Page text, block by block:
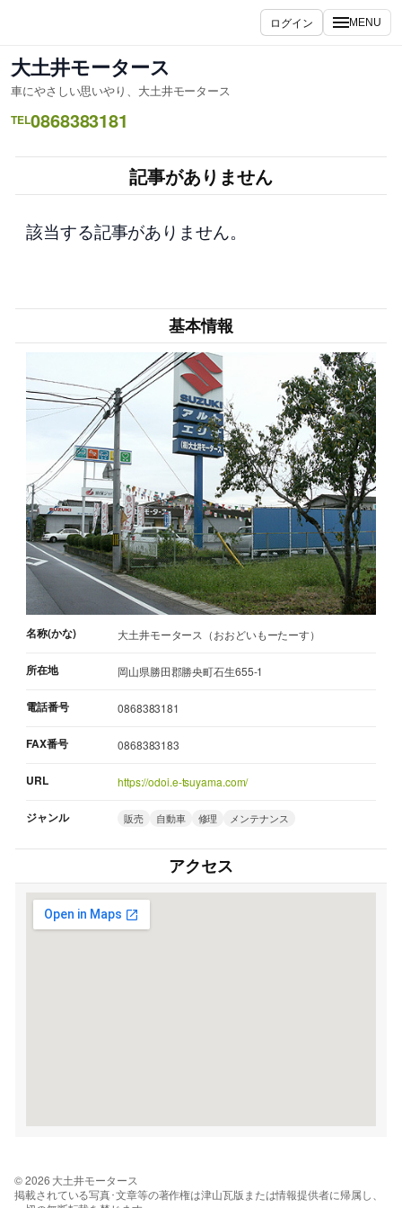
ス
キ
ッ
ログイン MENU
大土井モータース
車にやさしい思いやり、大土井モータース
TEL0868383181
記事がありません
該当する記事がありません。
基本情報
名称(かな) 大土井モータース（おおどいもーたーす）
所在地 岡山県勝田郡勝央町石生655-1
電話番号 0868383181
FAX番号 0868383183
URL https://odoi.e-tsuyama.com/
ジャンル 販売 自動車 修理 メンテナンス
アクセス
© 2026 大土井モータース
掲載されている写真･文章等の著作権は津山瓦版または情報提供者に帰属し、